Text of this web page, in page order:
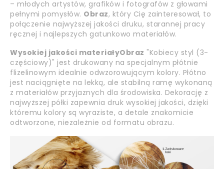
– młodych artystów, grafików i fotografów z głowami
pełnymi pomysłów. Obraz, który Cię zainteresował, to
połączenie najwyższej jakości druku, starannej pracy
ręcznej i najlepszych gatunkowo materiałów.
Wysokiej jakości materiałyObraz "Kobiecy styl (3-
częściowy)" jest drukowany na specjalnym płótnie
flizelinowym idealnie odwzorowującym kolory. Płótno
jest naciągnięte na lekką, ale stabilną ramę wykonaną
z materiałów przyjaznych dla środowiska. Dekorację z
najwyższej półki zapewnia druk wysokiej jakości, dzięki
któremu kolory są wyraziste, a detale znakomicie
odtworzone, niezależnie od formatu obrazu.